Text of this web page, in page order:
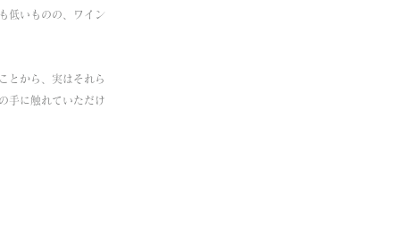
低いものの、ワイン
とから、実はそれら
手に触れていただけ